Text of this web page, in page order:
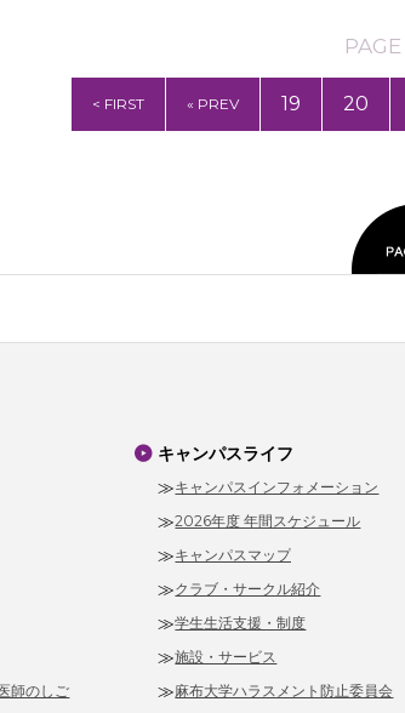
PAGE
< FIRST « PREV 19 20
師のしご
キャンパスライフ
キャンパスインフォメーション
2026年度 年間スケジュール
キャンパスマップ
クラブ・サークル紹介
学生生活支援・制度
施設・サービス
麻布大学ハラスメント防止委員会